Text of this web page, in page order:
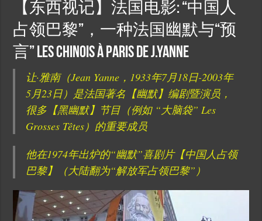
【东西视记】法国电影: “中国人
占领巴黎”，一种法国幽默与“预
言” Les chinois à Paris de J.Yanne
让·雅南（Jean Yanne，1933年7月18日-2003年
5月23日）是法国著名【幽默】编剧暨演员，
很多【黑幽默】节目（例如 “大脑袋” Les
Grosses Têtes）的重要成员
他在1974年出炉的“幽默”喜剧片【中国人占领
巴黎】（大陆翻为“解放军占领巴黎”）